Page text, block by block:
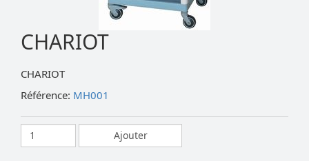
CHARIOT
CHARIOT
Référence: MH001